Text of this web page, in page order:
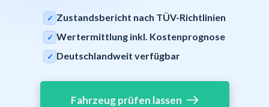
✓ Zustandsbericht nach TÜV-Richtlinien
✓ Wertermittlung inkl. Kostenprognose
✓ Deutschlandweit verfügbar
Fahrzeug prüfen lassen